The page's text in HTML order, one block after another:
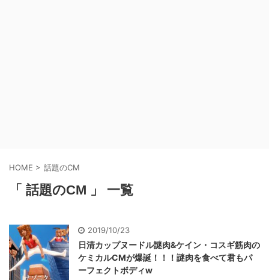
HOME > 話題のCM
「 話題のCM 」 一覧
2019/10/23
日清カップヌードル謎肉&ケイン・コスギ筋肉の
ケミカルCMが爆誕！！！謎肉を食べて君もパ
ーフェクトボディw